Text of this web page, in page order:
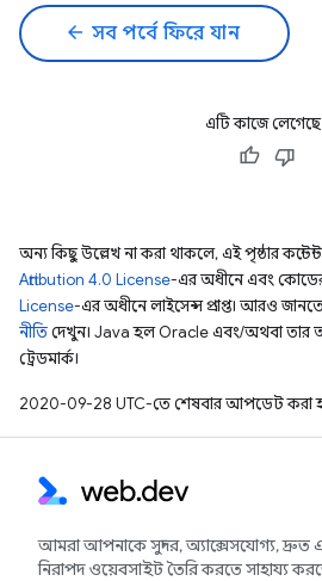
arrow_back সব পর্বে ফিরে যান
এটি কাজে
অন্য কিছু উল্লেখ না করা থাকলে, এই পৃষ্ঠার কন্টেন্ট
Attribution 4.0 License-এর অধীনে এবং
License-এর অধীনে লাইসেন্স প্রাপ্ত। আরও
নীতিদেখুন। Java হল Oracle এবং/অথবা তার
ট্রেডমার্ক।
2020-09-28 UTC-তে শেষবার আপডেট করা
আমরা আপনাকে সুন্দর, অ্যাক্সেসযোগ্য, দ্রুত
নিরাপদ ওয়েবসাইট তৈরি করতে সাহায্য